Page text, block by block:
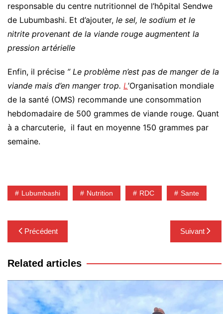
responsable du centre nutritionnel de l’hôpital Sendwe
de Lubumbashi. Et d’ajouter, le sel, le sodium et le
nitrite provenant de la viande rouge augmentent la
pression artérielle
Enfin, il précise ” Le problème n’est pas de manger de la
viande mais d’en manger trop. L’Organisation mondiale
de la santé (OMS) recommande une consommation
hebdomadaire de 500 grammes de viande rouge. Quant
à a charcuterie, il faut en moyenne 150 grammes par
semaine.
Lubumbashi Nutrition RDC Sante
Navigation
de
l’article
Précédent Suivant
Related articles